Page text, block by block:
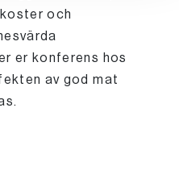
och
er konferens hos
av god mat